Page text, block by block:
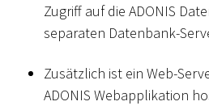
Zugriff auf die ADONIS
separaten Datenbank-
Zusätzlich ist ein Web-
ADONIS Webapplikation